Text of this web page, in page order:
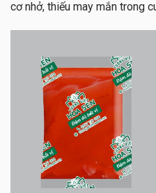
cơ nhở, thiếu may mắn trong